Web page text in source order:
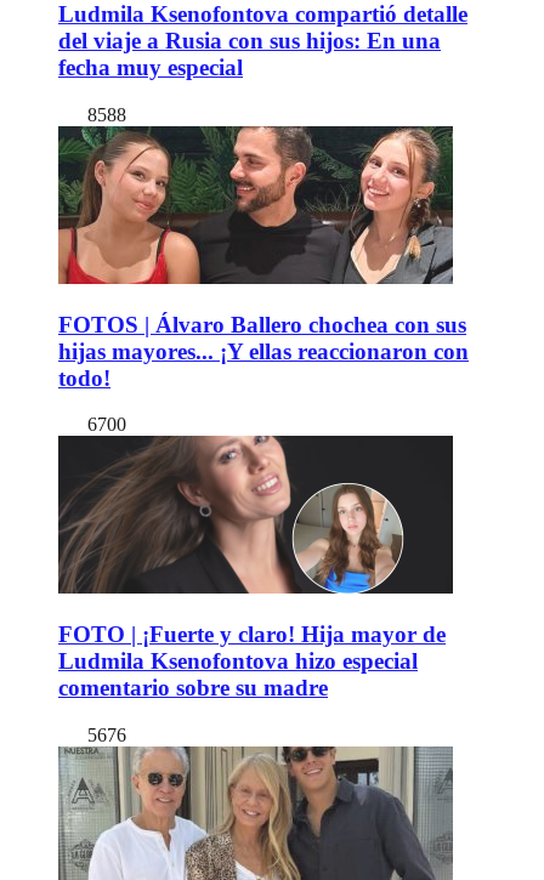
Ludmila Ksenofontova compartió detalle
del viaje a Rusia con sus hijos: En una
fecha muy especial
8588
FOTOS | Álvaro Ballero chochea con sus
hijas mayores... ¡Y ellas reaccionaron con
todo!
6700
FOTO | ¡Fuerte y claro! Hija mayor de
Ludmila Ksenofontova hizo especial
comentario sobre su madre
5676